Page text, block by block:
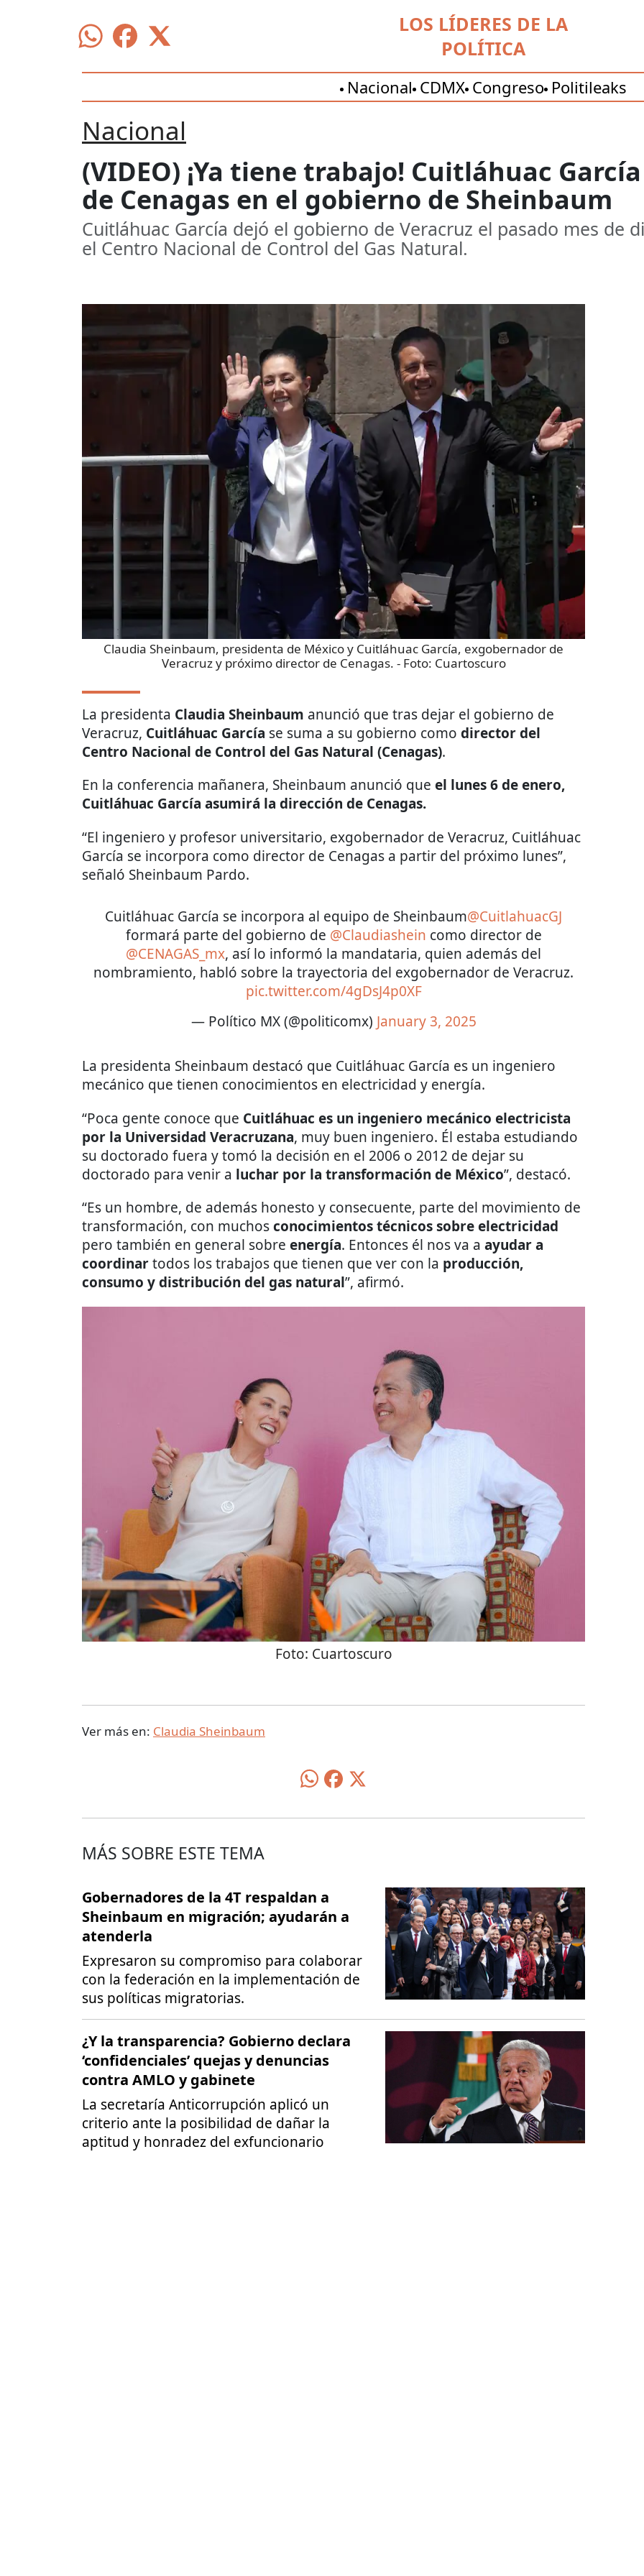
LOS LÍDERES DE LA
POLÍTICA
Nacional CDMX Congreso Politileaks
Nacional
(VIDEO) ¡Ya tiene trabajo! Cuitláhuac
de Cenagas en el gobierno de Sheinbaum
Cuitláhuac García dejó el gobierno de Veracruz el pasado mes de
el Centro Nacional de Control del Gas Natural.
Claudia Sheinbaum, presidenta de México y Cuitláhuac García, exgobernador de
Veracruz y próximo director de Cenagas. - Foto: Cuartoscuro
La presidenta Claudia Sheinbaum anunció que tras dejar el gobierno de
Veracruz, Cuitláhuac García se suma a su gobierno como director del
Centro Nacional de Control del Gas Natural (Cenagas).
En la conferencia mañanera, Sheinbaum anunció que el lunes 6 de enero,
Cuitláhuac García asumirá la dirección de Cenagas.
“El ingeniero y profesor universitario, exgobernador de Veracruz, Cuitláhuac
García se incorpora como director de Cenagas a partir del próximo lunes”,
señaló Sheinbaum Pardo.
Cuitláhuac García se incorpora al equipo de Sheinbaum@CuitlahuacGJ
formará parte del gobierno de @Claudiashein como director de
@CENAGAS_mx, así lo informó la mandataria, quien además del
nombramiento, habló sobre la trayectoria del exgobernador de Veracruz.
pic.twitter.com/4gDsJ4p0XF
— Político MX (@politicomx) January 3, 2025
La presidenta Sheinbaum destacó que Cuitláhuac García es un ingeniero
mecánico que tienen conocimientos en electricidad y energía.
“Poca gente conoce que Cuitláhuac es un ingeniero mecánico electricista
por la Universidad Veracruzana, muy buen ingeniero. Él estaba estudiando
su doctorado fuera y tomó la decisión en el 2006 o 2012 de dejar su
doctorado para venir a luchar por la transformación de México”, destacó.
“Es un hombre, de además honesto y consecuente, parte del movimiento de
transformación, con muchosconocimientos técnicos sobre electricidad
pero también en general sobre energía. Entonces él nos va a ayudar a
coordinartodos los trabajos que tienen que ver con la producción,
consumo y distribución del gas natural”, afirmó.
Foto: Cuartoscuro
Ver más en: Claudia Sheinbaum
MÁS SOBRE ESTE TEMA
Gobernadores de la 4T respaldan a
Sheinbaum en migración; ayudarán a
atenderla
Expresaron su compromiso para colaborar
con la federación en la implementación de
sus políticas migratorias.
¿Y la transparencia? Gobierno declara
‘confidenciales’ quejas y denuncias
contra AMLO y gabinete
La secretaría Anticorrupción aplicó un
criterio ante la posibilidad de dañar la
aptitud y honradez del exfuncionario